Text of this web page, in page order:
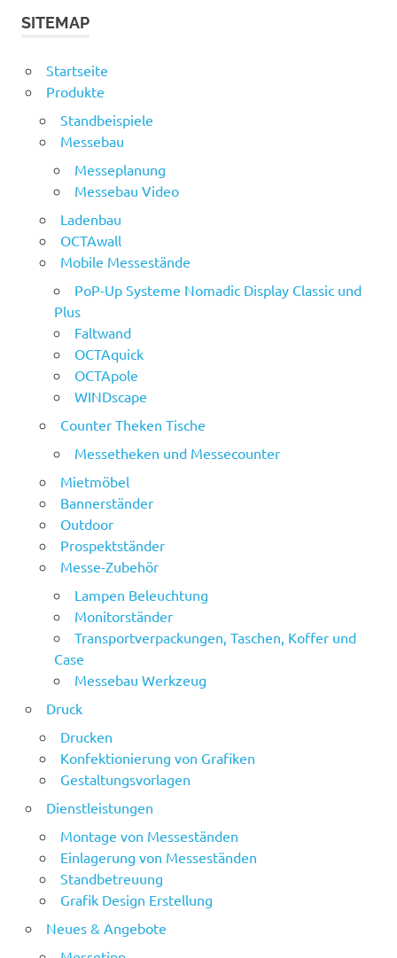
SITEMAP
Startseite
Produkte
Standbeispiele
Messebau
Messeplanung
Messebau Video
Ladenbau
OCTAwall
Mobile Messestände
PoP-Up Systeme Nomadic Display Classic und
Plus
Faltwand
OCTAquick
OCTApole
WINDscape
Counter Theken Tische
Messetheken und Messecounter
Mietmöbel
Bannerständer
Outdoor
Prospektständer
Messe-Zubehör
Lampen Beleuchtung
Monitorständer
Transportverpackungen, Taschen, Koffer und
Case
Messebau Werkzeug
Druck
Drucken
Konfektionierung von Grafiken
Gestaltungsvorlagen
Dienstleistungen
Montage von Messeständen
Einlagerung von Messeständen
Standbetreuung
Grafik Design Erstellung
Neues & Angebote